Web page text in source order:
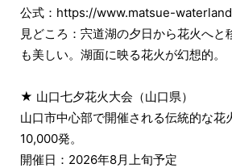
公式：https://www.matsue-
見どころ：宍道湖の夕日から花火へと
も美しい。湖面に映る花火が幻想的。
★ 山口七夕花火大会（山口県）
山口市中心部で開催される伝統的な花
10,000発。
開催日：2026年8月上旬予定